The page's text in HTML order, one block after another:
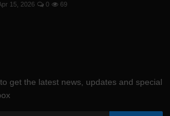
15, 2026 0 69
get the latest news, updates and special